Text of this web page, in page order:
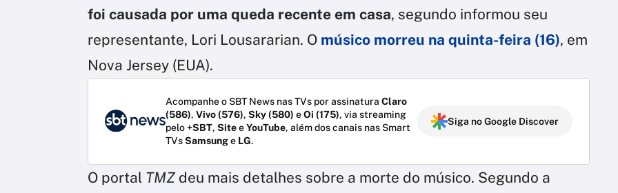
foi causada por uma queda recente em casa, segundo informou seu
representante, Lori Lousararian. O músico morreu na quinta-feira (16), em
Nova Jersey (EUA).
Acompanhe o SBT News nas TVs por assinatura Claro
(586), Vivo (576), Sky (580) eOi (175), via streaming
pelo+SBT, SiteeYouTube, além dos canais nas Smart
TVsSamsunge LG.
Siga no Google Discover
O portal TMZ deu mais detalhes sobre a morte do músico. Segundo a